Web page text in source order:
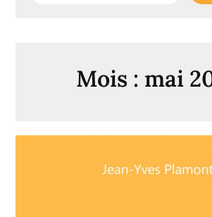
Mois : mai